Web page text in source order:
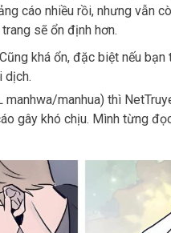
cáo nhiều rồi, nhưng vẫn
sẽ ổn định hơn.
khá ổn, đặc biệt nếu
dịch.
manhua) thì
gây khó chịu. Mình từng